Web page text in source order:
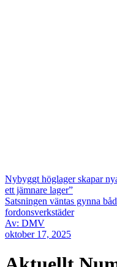
Nybyggt höglager skapar
ett jämnare lager”
Satsningen väntas gynna
fordonsverkstäder
Av: DMV
oktober 17, 2025